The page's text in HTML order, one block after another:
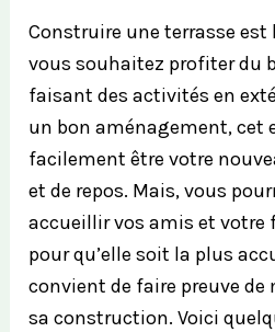
Construire une terrasse
vous souhaitez profiter du
faisant des activités en
un bon aménagement, cet
facilement être votre
et de repos. Mais, vous
accueillir vos amis et votre
pour qu’elle soit la plus
convient de faire preuve
sa construction. Voici